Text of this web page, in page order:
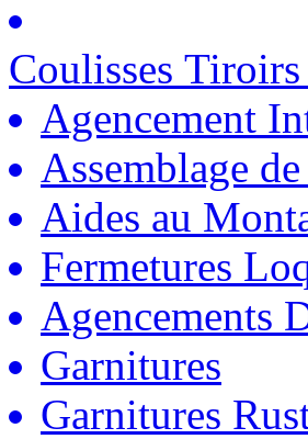
Coulisses
Agencement
Assemblage
Aides au
Fermetures
Agencements
Garnitures
Garnitures